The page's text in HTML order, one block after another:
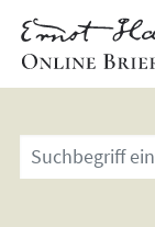
Geben
Sie